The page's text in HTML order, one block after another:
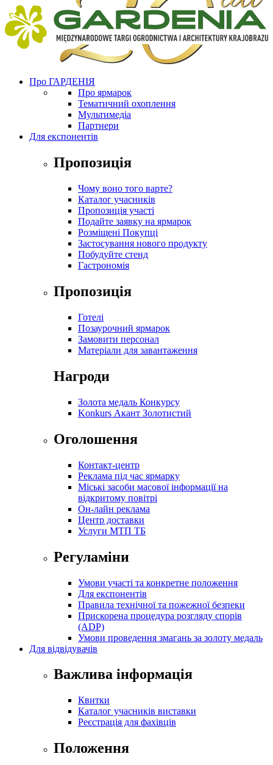
Про ГАРДЕНІЯ
Про ярмарок
Тематичний охоплення
Мультимедіа
Партнери
Для експонентів
Пропозиція
Чому воно того варте?
Каталог учасників
Пропозиція участі
Подайте заявку на ярмарок
Розміщені Покупці
Застосування нового продукту
Побудуйте стенд
Гастрономія
Пропозиція
Готелі
Позаурочний ярмарок
Замовити персонал
Матеріали для завантаження
Нагроди
Золота медаль Конкурсу
Konkurs Акант Золотистий
Оголошення
Контакт-центр
Реклама під час ярмарку
Міські засоби масової інформації на
відкритому повітрі
Он-лайн реклама
Центр доставки
Услуги МТП ТБ
Регуламіни
Умови участі та конкретне положення
Для експонентів
Правила технічної та пожежної безпеки
Прискорена процедура розгляду спорів
(ADP)
Умови проведення змагань за золоту медаль
Для відвідувачів
Важлива інформація
Квитки
Каталог учасників виставки
Реєстрація для фахівців
Положення